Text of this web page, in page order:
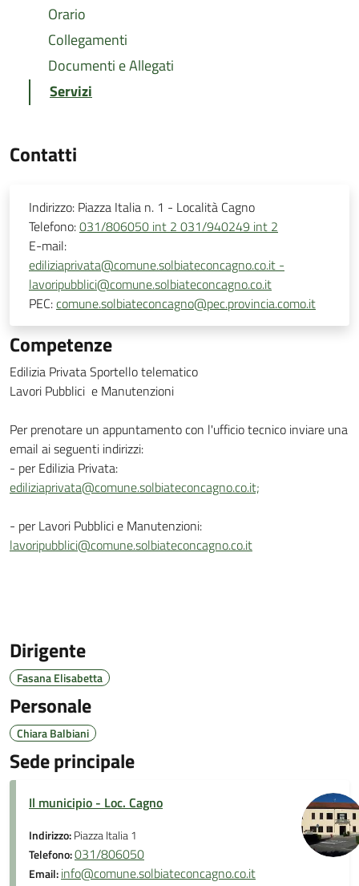
Orario
Collegamenti
Documenti e Allegati
Servizi
Contatti
Indirizzo: Piazza Italia n. 1 - Località Cagno
Telefono:031/806050 int 2 031/940249 int 2
E-mail:
ediliziaprivata@comune.solbiateconcagno.co.it -
lavoripubblici@comune.solbiateconcagno.co.it
PEC:comune.solbiateconcagno@pec.provincia.como.it
Competenze
Edilizia Privata Sportello telematico
Lavori Pubblici e Manutenzioni
Per prenotare un appuntamento con l'ufficio tecnico inviare una
email ai seguenti indirizzi:
- per Edilizia Privata:
ediliziaprivata@comune.solbiateconcagno.co.it;
- per Lavori Pubblici e Manutenzioni:
lavoripubblici@comune.solbiateconcagno.co.it
Dirigente
Fasana Elisabetta
Personale
Chiara Balbiani
Sede principale
Il municipio - Loc. Cagno
Indirizzo:Piazza Italia 1
Telefono:031/806050
Email:info@comune.solbiateconcagno.co.it